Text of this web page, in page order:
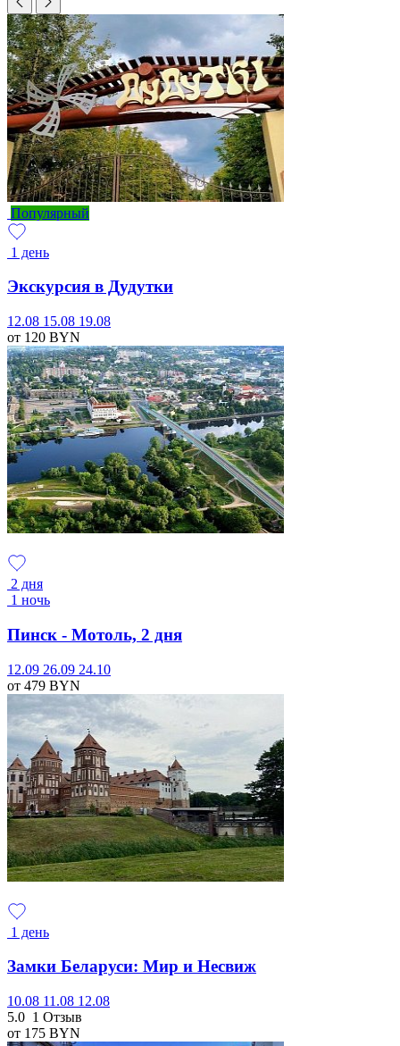
Популярный
1 день
Экскурсия в Дудутки
12.08 15.08 19.08
от 120 BYN
2 дня
1 ночь
Пинск - Мотоль, 2 дня
12.09 26.09 24.10
от 479 BYN
1 день
Замки Беларуси: Мир и Несвиж
10.08 11.08 12.08
5.0 1 Отзыв
от 175 BYN